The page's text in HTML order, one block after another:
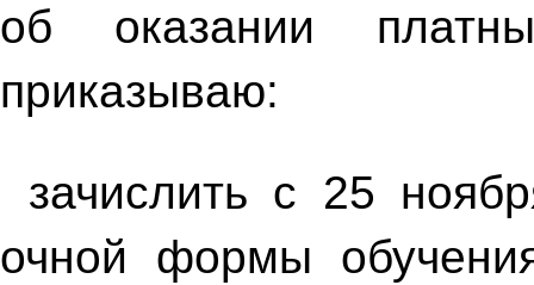
об оказании
приказываю:
зачислить с 25
очной формы